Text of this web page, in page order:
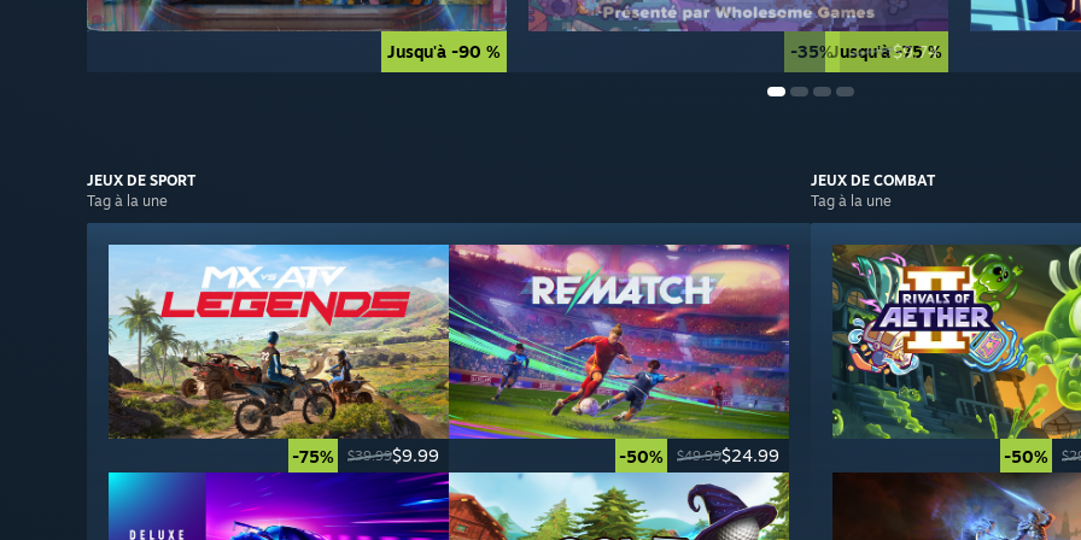
Jusqu'à -90 % Jusqu'à -75 %
Jusqu'à -90 % -35% $14.99$9.74
JEUX DE SPORT
Tag à la une
-75% $39.99$9.99 -50% $49.99$24.99
JEUX DE COMBAT
Tag à la une
-50%